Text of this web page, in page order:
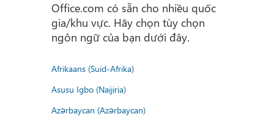
Office.com có sẵn cho nhiều quốc
gia/khu vực. Hãy chọn tùy chọn
ngôn ngữ của bạn dưới đây.
Afrikaans (Suid-Afrika)
Asụsụ Igbo (Naịjịrịa)
Azərbaycan (Azərbaycan)